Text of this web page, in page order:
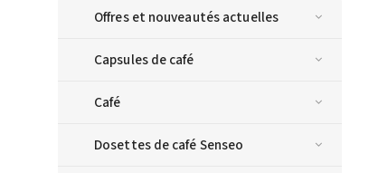
Offres et nouveautés actuelles
Capsules de café
Café
Dosettes de café Senseo